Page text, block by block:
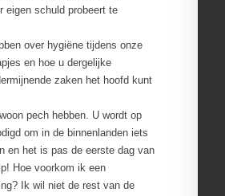
eigen schuld probeert te
over hygiëne tijdens onze
en hoe u dergelijke
zaken het hoofd kunt
pech hebben. U wordt op
om in de binnenlanden iets
en het is pas de eerste dag van
Hoe voorkom ik een
Ik wil niet de rest van de